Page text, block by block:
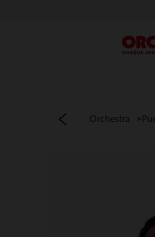
Menu
Orchestra